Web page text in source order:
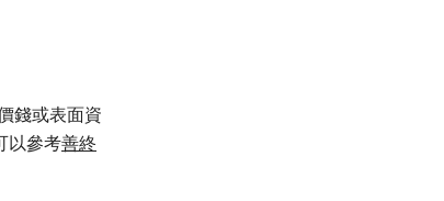
錢或表面資
以參考善終